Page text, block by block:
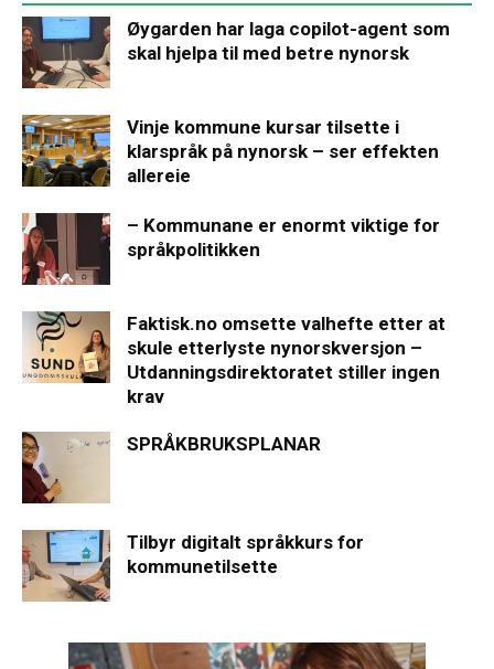
Øygarden har laga copilot-agent som
skal hjelpa til med betre nynorsk
Vinje kommune kursar tilsette i
klarspråk på nynorsk – ser effekten
allereie
– Kommunane er enormt viktige for
språkpolitikken
Faktisk.no omsette valhefte etter at
skule etterlyste nynorskversjon –
Utdanningsdirektoratet stiller ingen
krav
SPRÅKBRUKSPLANAR
Tilbyr digitalt språkkurs for
kommunetilsette